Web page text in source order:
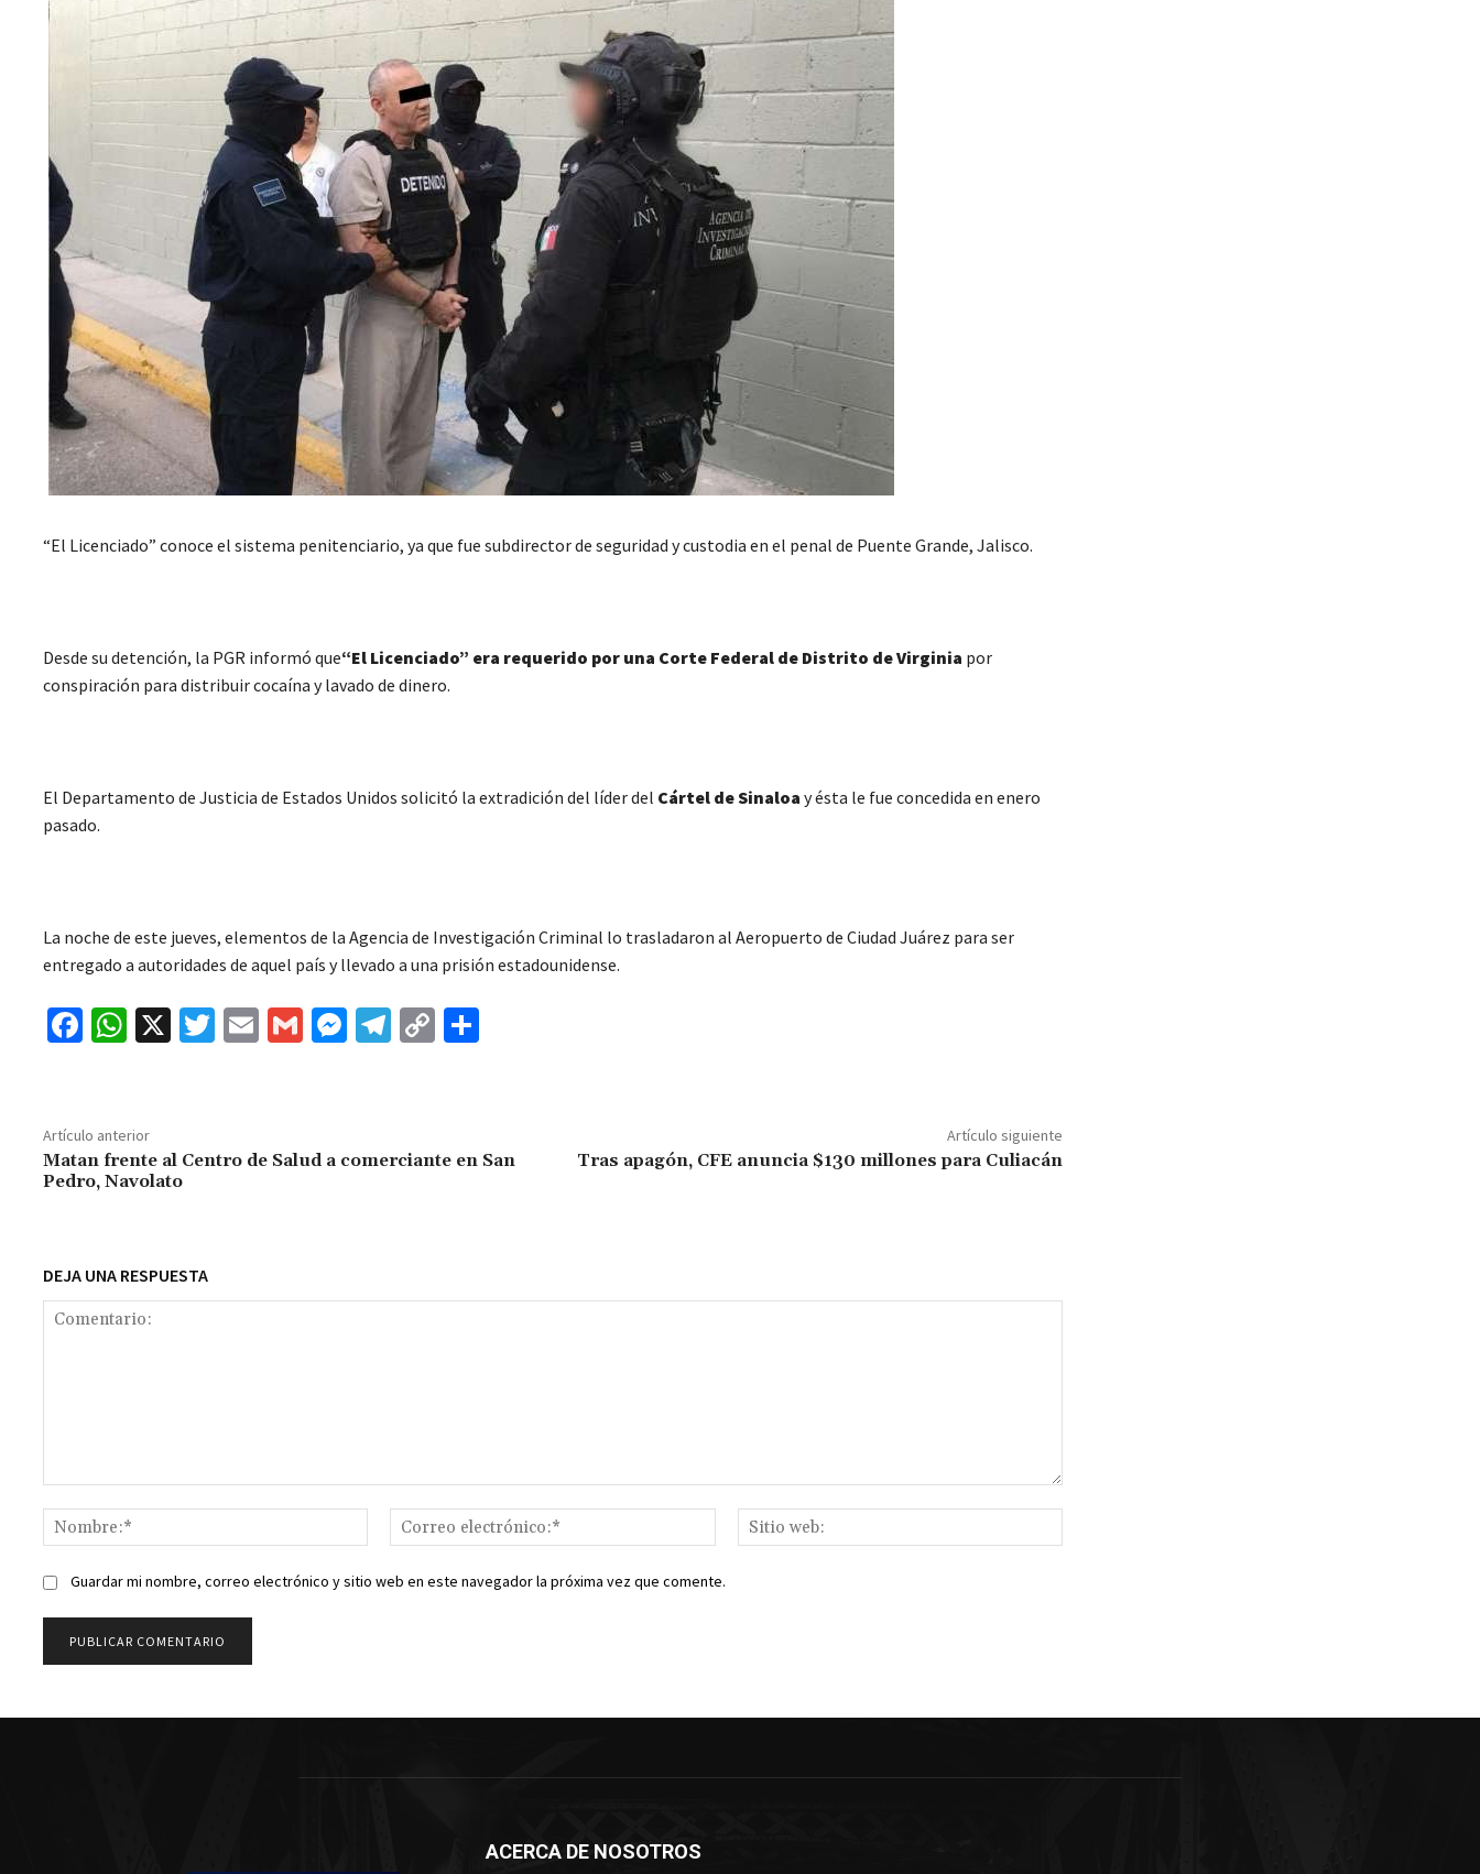
“El Licenciado” conoce el sistema penitenciario, ya que fue subdirector de seguridad y custodia en el penal de Puente Grande, Jalisco.
Desde su detención, la PGR informó que“El Licenciado” era requerido por una Corte Federal de Distrito de Virginia por
conspiración para distribuir cocaína y lavado de dinero.
El Departamento de Justicia de Estados Unidos solicitó la extradición del líder del Cártel de Sinaloa y ésta le fue concedida en enero
pasado.
La noche de este jueves, elementos de la Agencia de Investigación Criminal lo trasladaron al Aeropuerto de Ciudad Juárez para ser
entregado a autoridades de aquel país y llevado a una prisión estadounidense.
Fa
o
o
k
W
sA
p
p
X
T
E
G
M
ge
Te
m
C
Li ar
Artículo anterior
Matan frente al Centro de Salud a comerciante en San
Pedro, Navolato
Artículo siguiente
Tras apagón, CFE anuncia $130 millones para Culiacán
DEJA UNA RESPUESTA
Nombre:*
Correo
electrónico:*
web:
Guardar mi nombre, correo electrónico y sitio web en este navegador la próxima vez que comente.
ACERCA DE NOSOTROS